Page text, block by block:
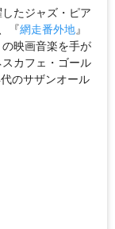
たジャズ・ピア
『網走番外地』
映画音楽を手が
カフェ・ゴール
のサザンオール